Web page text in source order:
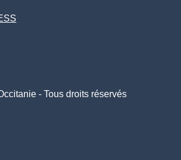
- Tous droits réservés